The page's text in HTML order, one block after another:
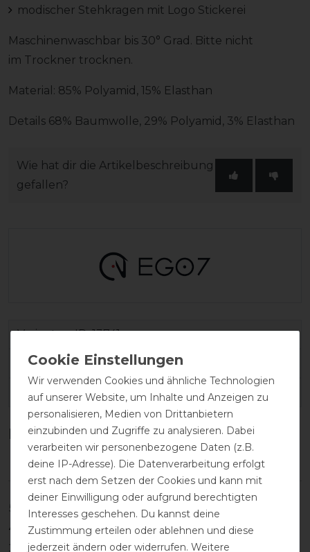
modischer Stehkragen mit Logo Stickerei
Maschinenwaschbar bis 30° Grad. Bitte nicht
im Trockner trocknen.
Material: 85% Polyamid, 15% Elasthan
Details 68% Baumwolle, 29% Polyamid, 3% Elasthan
Wie hat dir die Artikelbeschreibung
gefallen?
Varianten-ID:13741
SKU:EGO-TSHMC-M-320-XXL
EAN: 1202000001417
Kundenrezensionen (0)
5
0
4
0
3
0
Wir verwenden Cookies und ähnliche Technologien
auf unserer Website, um Inhalte und Anzeigen zu
personalisieren, Medien von Drittanbietern
einzubinden und Zugriffe zu analysieren. Dabei
verarbeiten wir personenbezogene Daten (z.B.
deine IP-Adresse). Die Datenverarbeitung erfolgt
erst nach dem Setzen der Cookies und kann mit
deiner Einwilligung oder aufgrund berechtigten
Interesses geschehen. Du kannst deine
Zustimmung erteilen oder ablehnen und diese
jederzeit ändern oder widerrufen. Weitere